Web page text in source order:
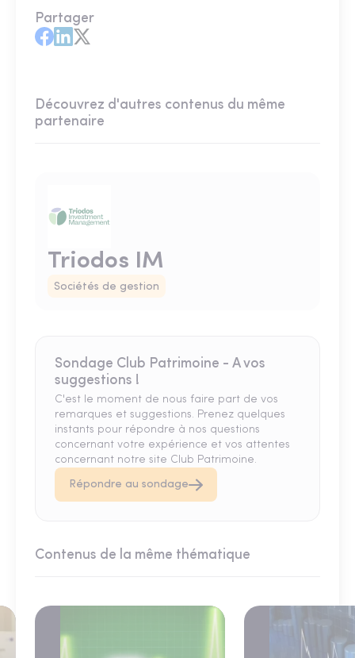
Partager
Découvrez d'autres contenus du même
partenaire
Triodos IM
Sociétés de gestion
Sondage Club Patrimoine - A vos
suggestions !
C'est le moment de nous faire part de vos
remarques et suggestions. Prenez quelques
instants pour répondre à nos questions
concernant votre expérience et vos attentes
concernant notre site Club Patrimoine.
Répondre au sondage
Contenus de la même thématique